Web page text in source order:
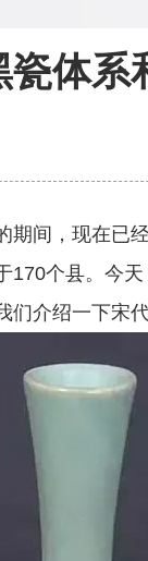
体系
间，现在已
170个县。今
们介绍一下宋